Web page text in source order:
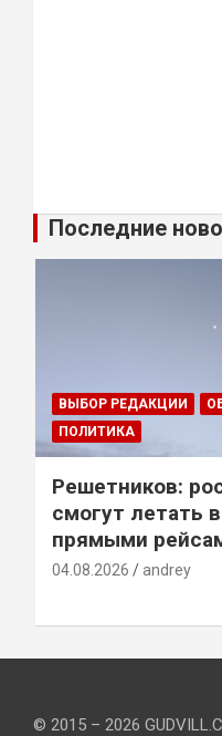
Последние
ВЫБОР РЕДАКЦИИ
ПОЛИТИКА
Решетников:
смогут летать
прямыми
04.08.2026 andrey
© 2015 – 2026